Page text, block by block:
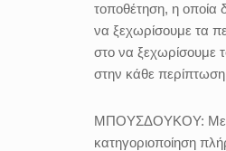
τοποθέτηση, η οποία
να ξεχωρίσουμε τα
στο να ξεχωρίσουμε
στην κάθε
ΜΠΟΥΣΔΟΥΚΟΥ: Με
κατηγοριοποίηση